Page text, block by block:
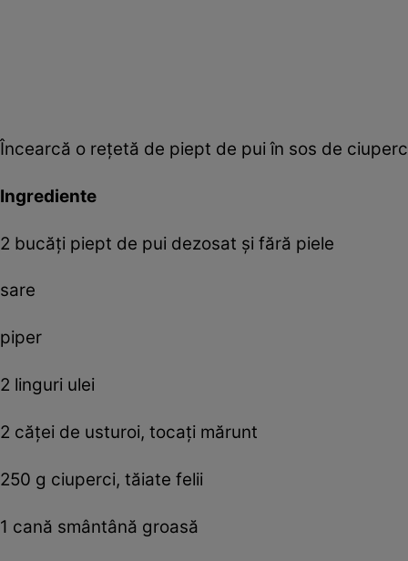
Încearcă o reţetă de piept de pui în sos de
Ingrediente
2 bucăți piept de pui dezosat și fără piele
sare
piper
2 linguri ulei
2 căței de usturoi, tocați mărunt
250 g ciuperci, tăiate felii
1 cană smântână groasă